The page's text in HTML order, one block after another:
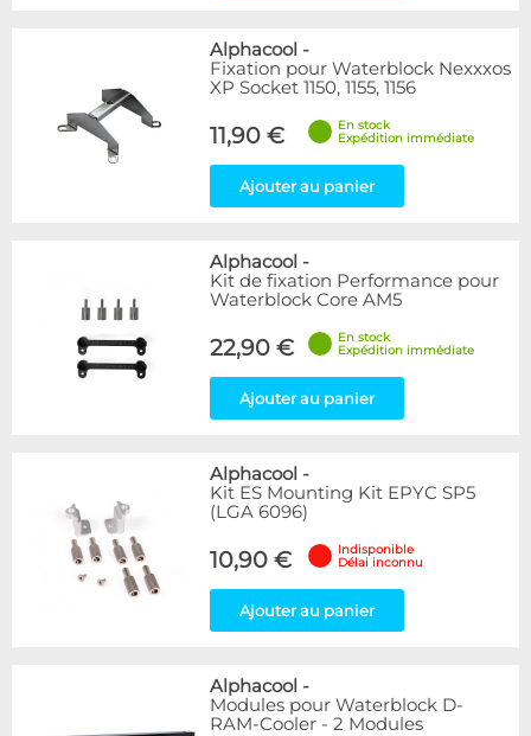
Alphacool -
Fixation pour Waterblock Nexxxos
XP Socket 1150, 1155, 1156
11,90 €
En stock
Expédition immédiate
Ajouter au panier
Alphacool -
Kit de fixation Performance pour
Waterblock Core AM5
22,90 €
En stock
Expédition immédiate
Ajouter au panier
Alphacool -
Kit ES Mounting Kit EPYC SP5
(LGA 6096)
10,90 €
Indisponible
Délai inconnu
Ajouter au panier
Alphacool -
Modules pour Waterblock D-
RAM-Cooler - 2 Modules